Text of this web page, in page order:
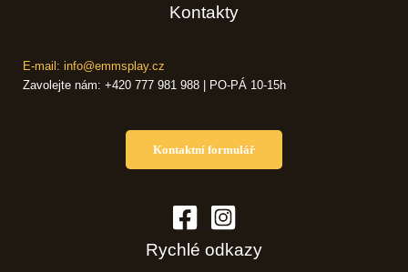
Kontakty
E-mail: info@emmsplay.cz
Zavolejte nám: +420 777 981 988 | PO-PÁ 10-15h
Kontaktní formulář
Rychlé odkazy